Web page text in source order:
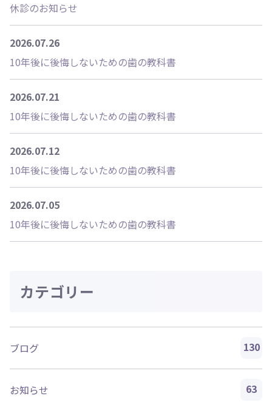
休診のお知らせ
2026.07.26
10年後に後悔しないための歯の教科書
2026.07.21
10年後に後悔しないための歯の教科書
2026.07.12
10年後に後悔しないための歯の教科書
2026.07.05
10年後に後悔しないための歯の教科書
カテゴリー
ブログ 130
お知らせ 63